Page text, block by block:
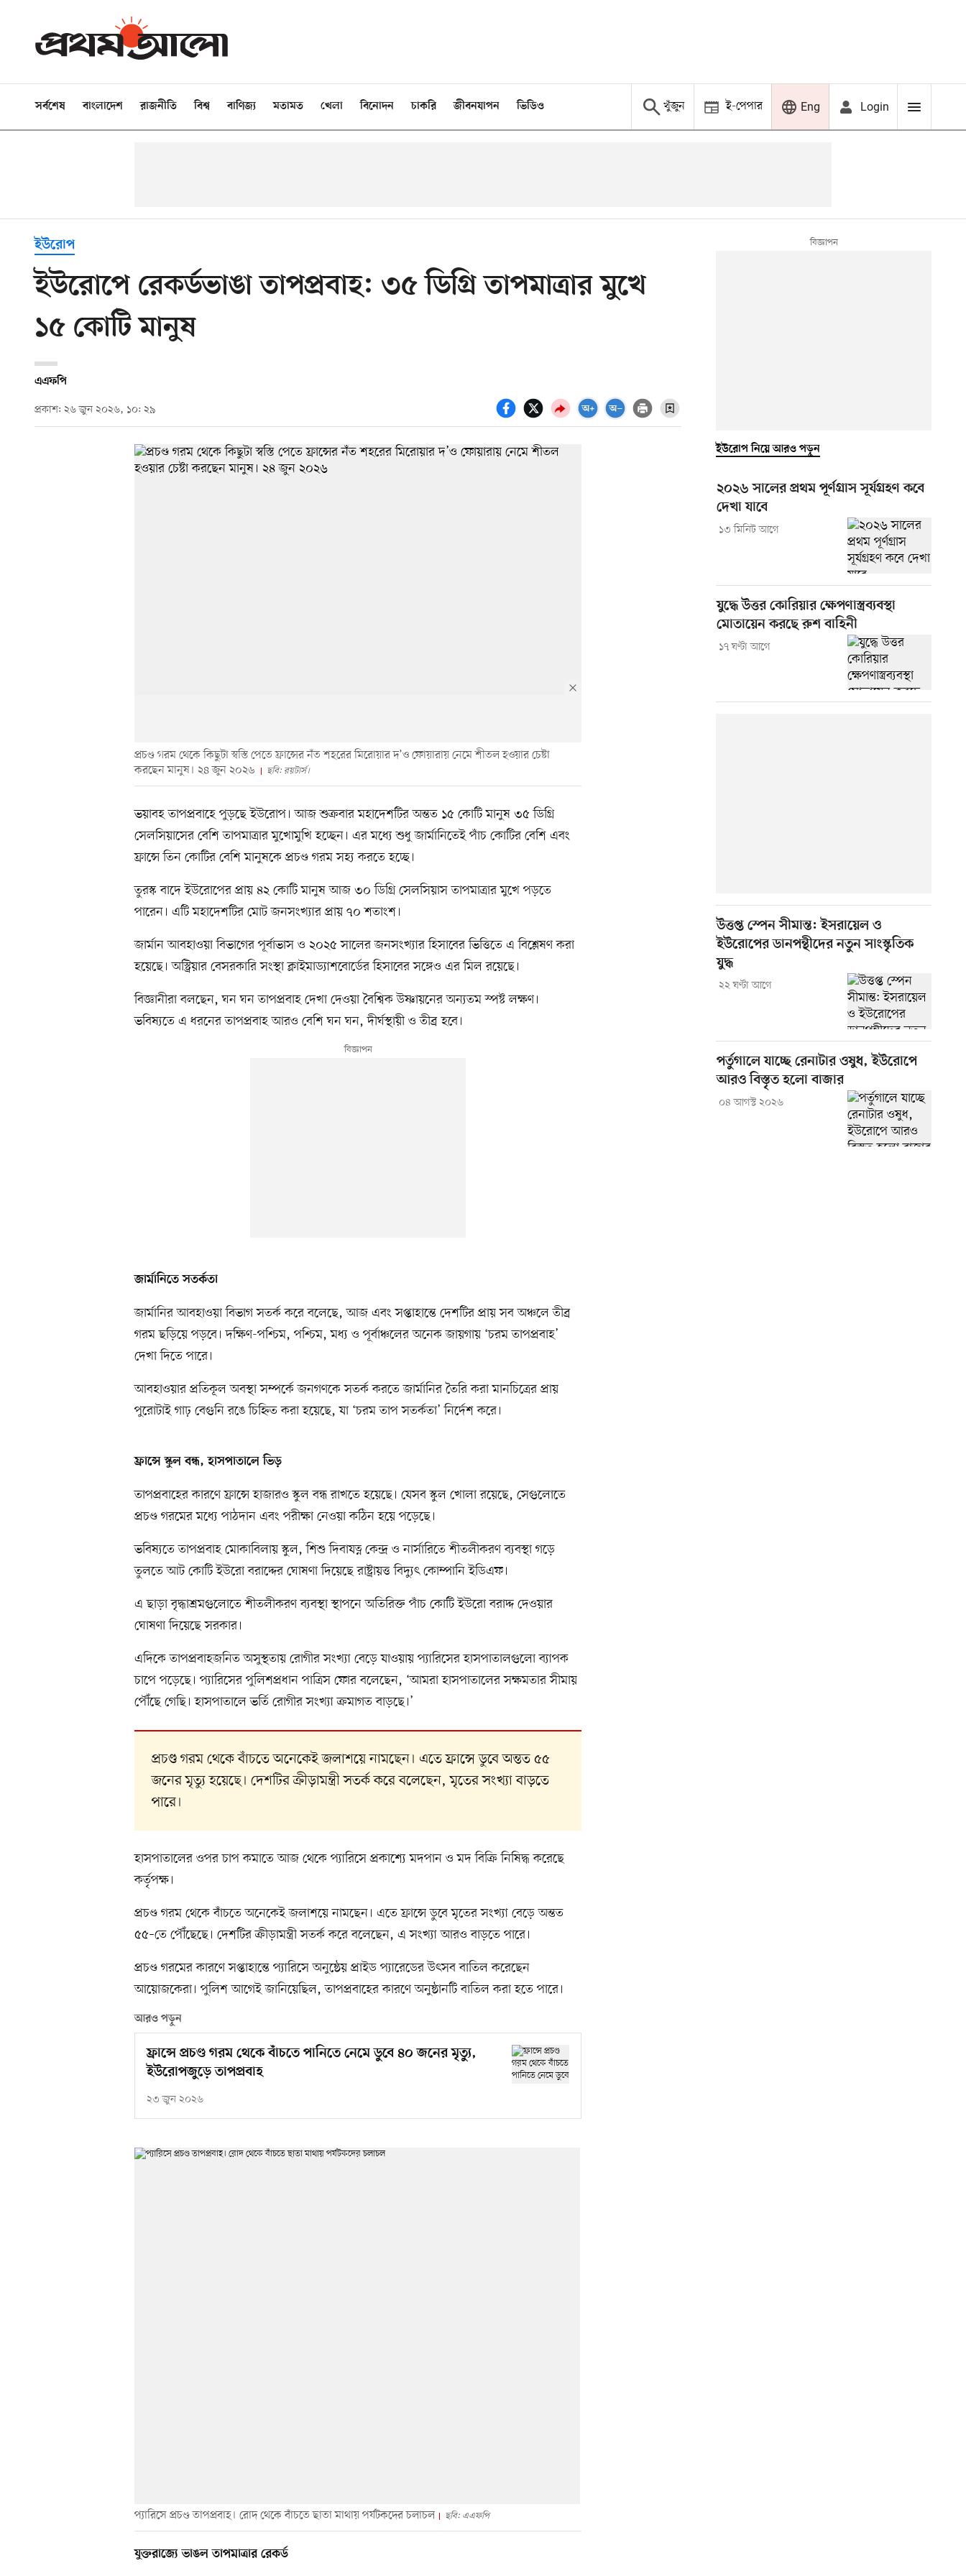
সর্বশেষ বাংলাদেশ রাজনীতি বিশ্ব বাণিজ্য মতামত খেলা বিনোদন চাকরি জীবনযাপন ভিডিও খুঁজুন ই-পেপার Eng Login
ইউরোপ
ইউরোপে রেকর্ডভাঙা তাপপ্রবাহ: ৩৫ ডিগ্রি তাপমাত্রার মুখে
১৫ কোটি মানুষ
এএফপি
প্রকাশ: ২৬ জুন ২০২৬, ১০: ২৯
প্রচণ্ড গরম থেকে কিছুটা স্বস্তি পেতে ফ্রান্সের নঁত শহরের মিরোয়ার দ’ও ফোয়ারায় নেমে শীতল হওয়ার চেষ্টা
করছেন মানুষ। ২৪ জুন ২০২৬
ছবি: রয়টার্স।
ভয়াবহ তাপপ্রবাহে পুড়ছে ইউরোপ। আজ শুক্রবার মহাদেশটির অন্তত ১৫ কোটি মানুষ ৩৫ ডিগ্রি
সেলসিয়াসের বেশি তাপমাত্রার মুখোমুখি হচ্ছেন। এর মধ্যে শুধু জার্মানিতেই পাঁচ কোটির বেশি এবং
ফ্রান্সে তিন কোটির বেশি মানুষকে প্রচণ্ড গরম সহ্য করতে হচ্ছে।
তুরস্ক বাদে ইউরোপের প্রায় ৪২ কোটি মানুষ আজ ৩০ ডিগ্রি সেলসিয়াস তাপমাত্রার মুখে পড়তে
পারেন। এটি মহাদেশটির মোট জনসংখ্যার প্রায় ৭০ শতাংশ।
জার্মান আবহাওয়া বিভাগের পূর্বাভাস ও ২০২৫ সালের জনসংখ্যার হিসাবের ভিত্তিতে এ বিশ্লেষণ করা
হয়েছে। অস্ট্রিয়ার বেসরকারি সংস্থা ক্লাইমাড্যাশবোর্ডের হিসাবের সঙ্গেও এর মিল রয়েছে।
বিজ্ঞানীরা বলছেন, ঘন ঘন তাপপ্রবাহ দেখা দেওয়া বৈশ্বিক উষ্ণায়নের অন্যতম স্পষ্ট লক্ষণ।
ভবিষ্যতে এ ধরনের তাপপ্রবাহ আরও বেশি ঘন ঘন, দীর্ঘস্থায়ী ও তীব্র হবে।
জার্মানিতে সতর্কতা
জার্মানির আবহাওয়া বিভাগ সতর্ক করে বলেছে, আজ এবং সপ্তাহান্তে দেশটির প্রায় সব অঞ্চলে তীব্র
গরম ছড়িয়ে পড়বে। দক্ষিণ-পশ্চিম, পশ্চিম, মধ্য ও পূর্বাঞ্চলের অনেক জায়গায় ‘চরম তাপপ্রবাহ’
দেখা দিতে পারে।
আবহাওয়ার প্রতিকূল অবস্থা সম্পর্কে জনগণকে সতর্ক করতে জার্মানির তৈরি করা মানচিত্রের প্রায়
পুরোটাই গাঢ় বেগুনি রঙে চিহ্নিত করা হয়েছে, যা ‘চরম তাপ সতর্কতা’ নির্দেশ করে।
ফ্রান্সে স্কুল বন্ধ, হাসপাতালে ভিড়
তাপপ্রবাহের কারণে ফ্রান্সে হাজারও স্কুল বন্ধ রাখতে হয়েছে। যেসব স্কুল খোলা রয়েছে, সেগুলোতে
প্রচণ্ড গরমের মধ্যে পাঠদান এবং পরীক্ষা নেওয়া কঠিন হয়ে পড়েছে।
ভবিষ্যতে তাপপ্রবাহ মোকাবিলায় স্কুল, শিশু দিবাযত্ন কেন্দ্র ও নার্সারিতে শীতলীকরণ ব্যবস্থা গড়ে
তুলতে আট কোটি ইউরো বরাদ্দের ঘোষণা দিয়েছে রাষ্ট্রায়ত্ত বিদ্যুৎ কোম্পানি ইডিএফ।
এ ছাড়া বৃদ্ধাশ্রমগুলোতে শীতলীকরণ ব্যবস্থা স্থাপনে অতিরিক্ত পাঁচ কোটি ইউরো বরাদ্দ দেওয়ার
ঘোষণা দিয়েছে সরকার।
এদিকে তাপপ্রবাহজনিত অসুস্থতায় রোগীর সংখ্যা বেড়ে যাওয়ায় প্যারিসের হাসপাতালগুলো ব্যাপক
চাপে পড়েছে। প্যারিসের পুলিশপ্রধান পাত্রিস ফোর বলেছেন, ‘আমরা হাসপাতালের সক্ষমতার সীমায়
পৌঁছে গেছি। হাসপাতালে ভর্তি রোগীর সংখ্যা ক্রমাগত বাড়ছে।’
প্রচণ্ড গরম থেকে বাঁচতে অনেকেই জলাশয়ে নামছেন। এতে ফ্রান্সে ডুবে অন্তত ৫৫
জনের মৃত্যু হয়েছে। দেশটির ক্রীড়ামন্ত্রী সতর্ক করে বলেছেন, মৃতের সংখ্যা বাড়তে
পারে।
হাসপাতালের ওপর চাপ কমাতে আজ থেকে প্যারিসে প্রকাশ্যে মদপান ও মদ বিক্রি নিষিদ্ধ করেছে
কর্তৃপক্ষ।
প্রচণ্ড গরম থেকে বাঁচতে অনেকেই জলাশয়ে নামছেন। এতে ফ্রান্সে ডুবে মৃতের সংখ্যা বেড়ে অন্তত
৫৫–তে পৌঁছেছে। দেশটির ক্রীড়ামন্ত্রী সতর্ক করে বলেছেন, এ সংখ্যা আরও বাড়তে পারে।
প্রচণ্ড গরমের কারণে সপ্তাহান্তে প্যারিসে অনুষ্ঠেয় প্রাইড প্যারেডের উৎসব বাতিল করেছেন
আয়োজকেরা। পুলিশ আগেই জানিয়েছিল, তাপপ্রবাহের কারণে অনুষ্ঠানটি বাতিল করা হতে পারে।
আরও পড়ুন
ফ্রান্সে প্রচণ্ড গরম থেকে বাঁচতে পানিতে নেমে ডুবে ৪০ জনের মৃত্যু,
ইউরোপজুড়ে তাপপ্রবাহ
২৩ জুন ২০২৬
প্যারিসে প্রচণ্ড তাপপ্রবাহ। রোদ থেকে বাঁচতে ছাতা মাথায় পর্যটকদের চলাচল ছবি: এএফপি
যুক্তরাজ্যে ভাঙল তাপমাত্রার রেকর্ড
ইউরোপ নিয়ে আরও পড়ুন
২০২৬ সালের প্রথম পূর্ণগ্রাস সূর্যগ্রহণ কবে
দেখা যাবে
১৩ মিনিট আগে
যুদ্ধে উত্তর কোরিয়ার ক্ষেপণাস্ত্রব্যবস্থা
মোতায়েন করছে রুশ বাহিনী
১৭ ঘণ্টা আগে
উত্তপ্ত স্পেন সীমান্ত: ইসরায়েল ও
ইউরোপের ডানপন্থীদের নতুন সাংস্কৃতিক
যুদ্ধ
২২ ঘণ্টা আগে
পর্তুগালে যাচ্ছে রেনাটার ওষুধ, ইউরোপে
আরও বিস্তৃত হলো বাজার
০৪ আগস্ট ২০২৬